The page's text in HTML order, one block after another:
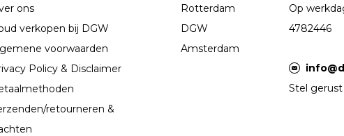
ons
verkopen bij DGW
voorwaarden
Policy & Disclaimer
retourneren &
Rotterdam
DGW
Amsterdam
Op
4782446
Stel gerust